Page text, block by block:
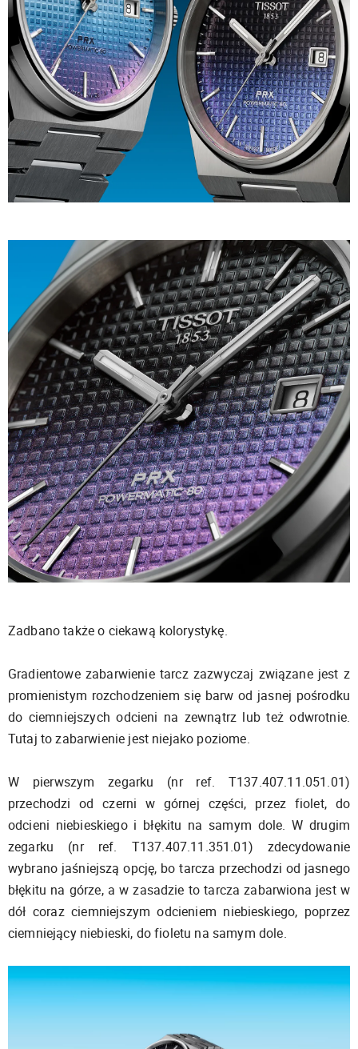
Zadbano także o ciekawą kolorystykę.
Gradientowe zabarwienie tarcz zazwyczaj związane jest z
promienistym rozchodzeniem się barw od jasnej pośrodku
do ciemniejszych odcieni na zewnątrz lub też odwrotnie.
Tutaj to zabarwienie jest niejako poziome.
W pierwszym zegarku (nr ref. T137.407.11.051.01)
przechodzi od czerni w górnej części, przez fiolet, do
odcieni niebieskiego i błękitu na samym dole. W drugim
zegarku (nr ref. T137.407.11.351.01) zdecydowanie
wybrano jaśniejszą opcję, bo tarcza przechodzi od jasnego
błękitu na górze, a w zasadzie to tarcza zabarwiona jest w
dół coraz ciemniejszym odcieniem niebieskiego, poprzez
ciemniejący niebieski, do fioletu na samym dole.